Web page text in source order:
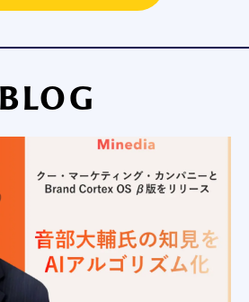
BLOG